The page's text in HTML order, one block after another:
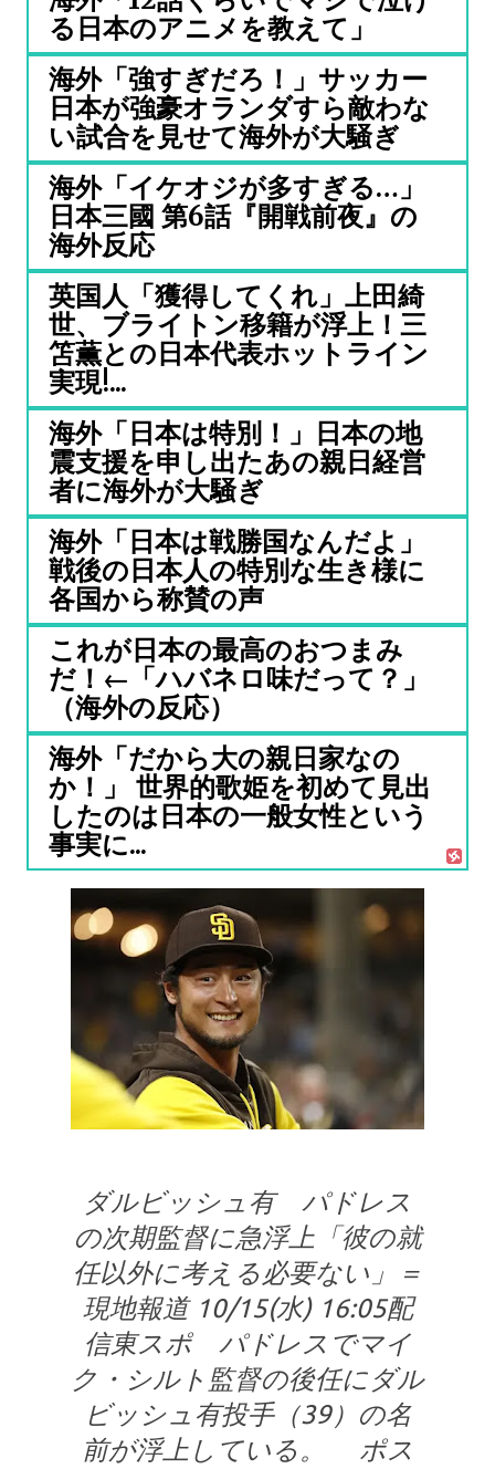
る日本のアニメを教えて」
海外「強すぎだろ！」サッカー
日本が強豪オランダすら敵わな
い試合を見せて海外が大騒ぎ
海外「イケオジが多すぎる…」
日本三國 第6話『開戦前夜』の
海外反応
英国人「獲得してくれ」上田綺
世、ブライトン移籍が浮上！三
笘薫との日本代表ホットライン
実現!...
海外「日本は特別！」日本の地
震支援を申し出たあの親日経営
者に海外が大騒ぎ
海外「日本は戦勝国なんだよ」
戦後の日本人の特別な生き様に
各国から称賛の声
これが日本の最高のおつまみ
だ！←「ハバネロ味だって？」
（海外の反応）
海外「だから大の親日家なの
か！」 世界的歌姫を初めて見出
したのは日本の一般女性という
事実に...
ダルビッシュ有 パドレス
の次期監督に急浮上「彼の就
任以外に考える必要ない」＝
現地報道 10/15(水) 16:05配
信東スポ パドレスでマイ
ク・シルト監督の後任にダル
ビッシュ有投手（39）の名
前が浮上している。 ポス